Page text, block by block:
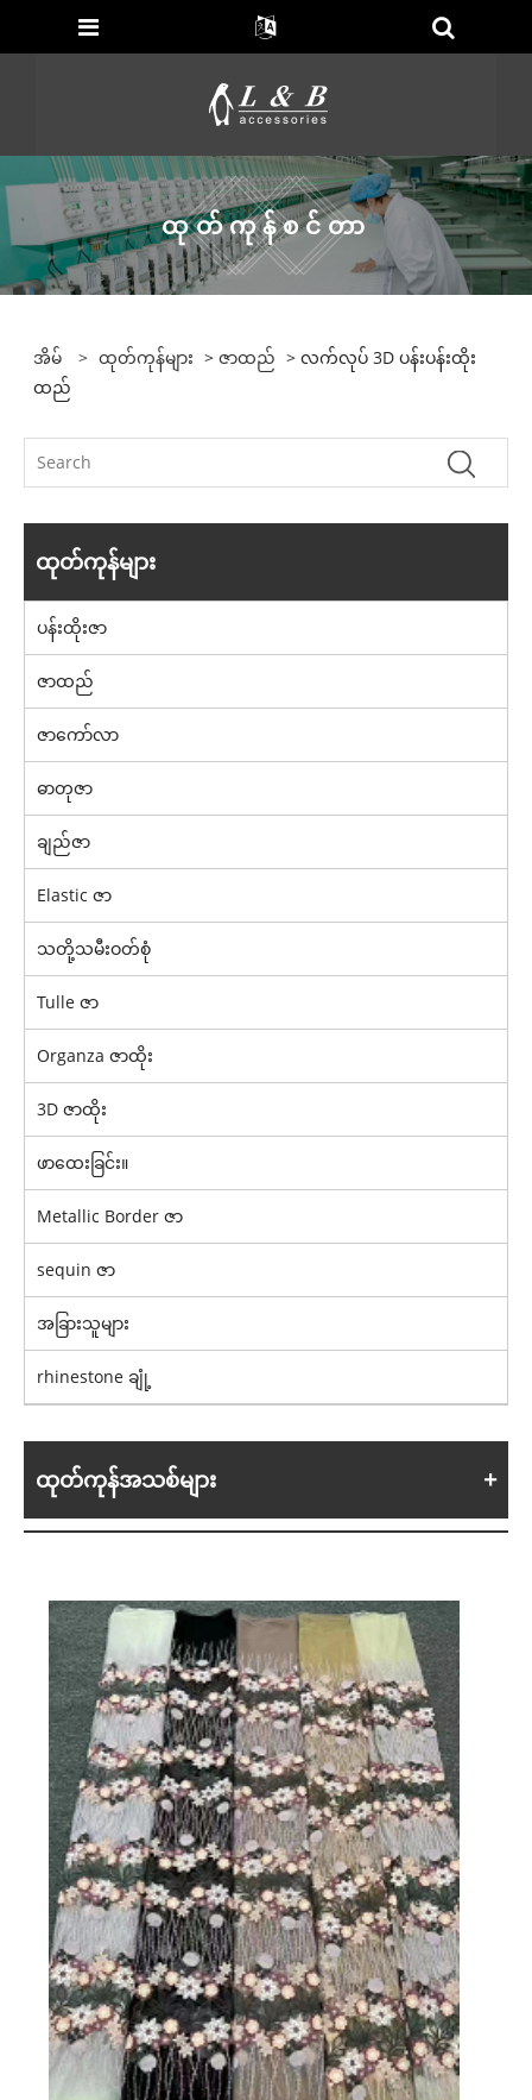
ထုတ်ကုန်စင်တာ
အိမ် > ထုတ်ကုန်များ >ဇာထည် > လက်လုပ် 3D ပန်းပန်းထိုး
ထည်
ထုတ်ကုန်များ
ပန်းထိုးဇာ
ဇာထည်
ဇာကော်လာ
ဓာတုဇာ
ချည်ဇာ
Elastic ဇာ
သတို့သမီးဝတ်စုံ
Tulle ဇာ
Organza ဇာထိုး
3D ဇာထိုး
ဖာထေးခြင်း။
Metallic Border ဇာ
sequin ဇာ
အခြားသူများ
rhinestone ချုံ့
ထုတ်ကုန်အသစ်များ